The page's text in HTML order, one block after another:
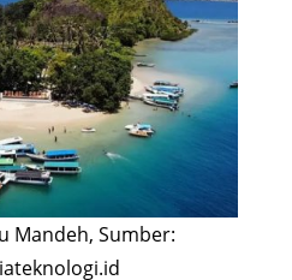
Mandeh, Sumber: